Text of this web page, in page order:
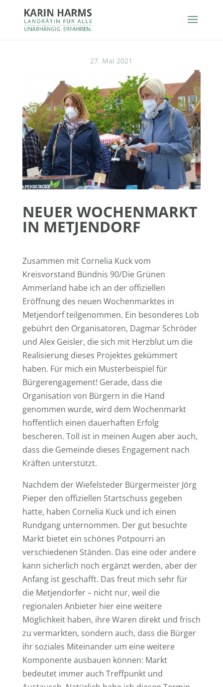
27. Mai 2021
NEUER WOCHENMARKT
IN METJENDORF
Zusammen mit Cornelia Kuck vom
Kreisvorstand Bündnis 90/Die Grünen
Ammerland habe ich an der offiziellen
Eröffnung des neuen Wochenmarktes in
Metjendorf teilgenommen. Ein besonderes Lob
gebührt den Organisatoren, Dagmar Schröder
und Alex Geisler, die sich mit Herzblut um die
Realisierung dieses Projektes gekümmert
haben. Für mich ein Musterbeispiel für
Bürgerengagement! Gerade, dass die
Organisation von Bürgern in die Hand
genommen wurde, wird dem Wochenmarkt
hoffentlich einen dauerhaften Erfolg
bescheren. Toll ist in meinen Augen aber auch,
dass die Gemeinde dieses Engagement nach
Kräften unterstützt.
Nachdem der Wiefelsteder Bürgermeister Jörg
Pieper den offiziellen Startschuss gegeben
hatte, haben Cornelia Kuck und ich einen
Rundgang unternommen. Der gut besuchte
Markt bietet ein schönes Potpourri an
verschiedenen Ständen. Das eine oder andere
kann sicherlich noch ergänzt werden, aber der
Anfang ist geschafft. Das freut mich sehr für
die Metjendorfer – nicht nur, weil die
regionalen Anbieter hier eine weitere
Möglichkeit haben, ihre Waren direkt und frisch
zu vermarkten, sondern auch, dass die Bürger
ihr soziales Miteinander um eine weitere
Komponente ausbauen können: Markt
bedeutet immer auch Treffpunkt und